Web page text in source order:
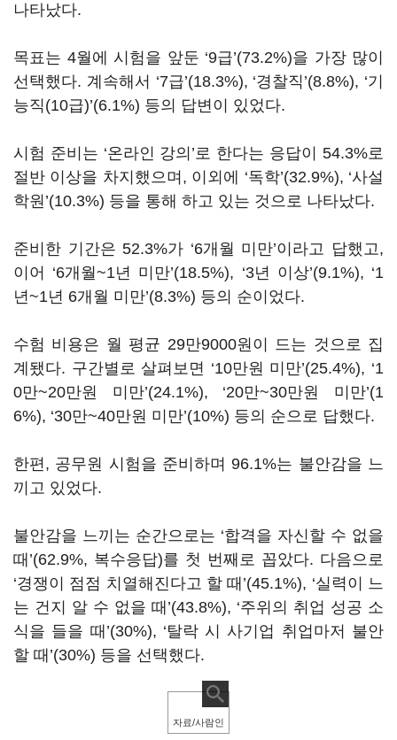
나타났다.
목표는 4월에 시험을 앞둔 ‘9급’(73.2%)을 가장 많이
선택했다. 계속해서 ‘7급’(18.3%), ‘경찰직’(8.8%), ‘기
능직(10급)’(6.1%) 등의 답변이 있었다.
시험 준비는 ‘온라인 강의’로 한다는 응답이 54.3%로
절반 이상을 차지했으며, 이외에 ‘독학’(32.9%), ‘사설
학원’(10.3%) 등을 통해 하고 있는 것으로 나타났다.
준비한 기간은 52.3%가 ‘6개월 미만’이라고 답했고,
이어 ‘6개월~1년 미만’(18.5%), ‘3년 이상’(9.1%), ‘1
년~1년 6개월 미만’(8.3%) 등의 순이었다.
수험 비용은 월 평균 29만9000원이 드는 것으로 집
계됐다. 구간별로 살펴보면 ‘10만원 미만’(25.4%), ‘1
0만~20만원 미만’(24.1%), ‘20만~30만원 미만’(1
6%), ‘30만~40만원 미만’(10%) 등의 순으로 답했다.
한편, 공무원 시험을 준비하며 96.1%는 불안감을 느
끼고 있었다.
불안감을 느끼는 순간으로는 ‘합격을 자신할 수 없을
때’(62.9%, 복수응답)를 첫 번째로 꼽았다. 다음으로
‘경쟁이 점점 치열해진다고 할 때’(45.1%), ‘실력이 느
는 건지 알 수 없을 때’(43.8%), ‘주위의 취업 성공 소
식을 들을 때’(30%), ‘탈락 시 사기업 취업마저 불안
할 때’(30%) 등을 선택했다.
자료/사람인